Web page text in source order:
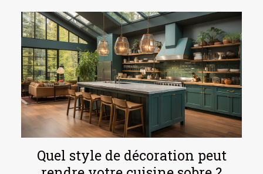
Quel style de décoration peut